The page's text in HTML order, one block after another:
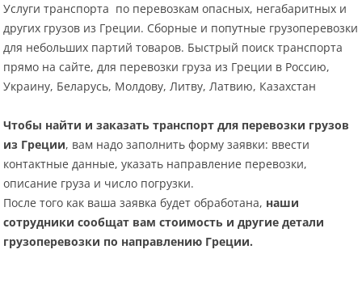
Услуги транспорта по перевозкам опасных, негабаритных и
других грузов из Греции. Сборные и попутные грузоперевозки
для небольших партий товаров. Быстрый поиск транспорта
прямо на сайте, для перевозки груза из Греции в Россию,
Украину, Беларусь, Молдову, Литву, Латвию, Казахстан
Чтобы найти и заказать транспорт для перевозки грузов
из Греции, вам надо заполнить форму заявки: ввести
контактные данные, указать направление перевозки,
описание груза и число погрузки.
После того как ваша заявка будет обработана, наши
сотрудники сообщат вам стоимость и другие детали
грузоперевозки по направлению Греции.